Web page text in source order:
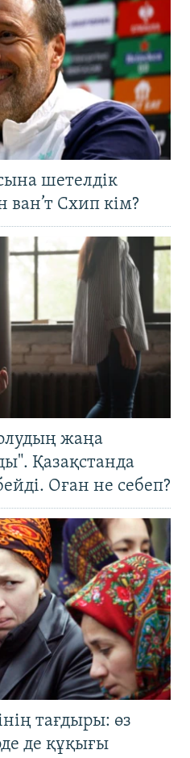
шетелдік
ван’т Схип кім?
жаңа
Қазақстанда
Оған не себеп?
тағдыры: өз
де құқығы